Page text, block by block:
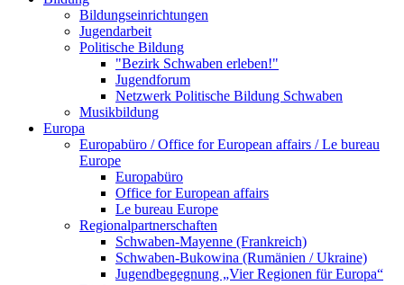
Bildungseinrichtungen
Jugendarbeit
Politische Bildung
"Bezirk Schwaben erleben!"
Jugendforum
Netzwerk Politische Bildung Schwaben
Musikbildung
Europa
Europabüro / Office for European affairs / Le bureau
Europe
Europabüro
Office for European affairs
Le bureau Europe
Regionalpartnerschaften
Schwaben-Mayenne (Frankreich)
Schwaben-Bukowina (Rumänien / Ukraine)
Jugendbegegnung „Vier Regionen für Europa“